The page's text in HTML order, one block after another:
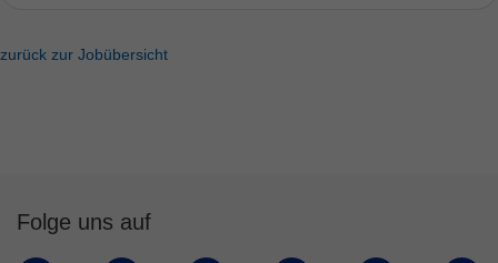
zurück zur Jobübersicht
Folge uns auf